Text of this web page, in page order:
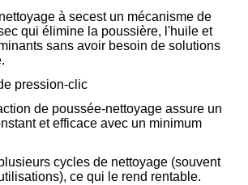
à secest un mécanisme de
qui élimine la poussière, l'huile et
sans avoir besoin de solutions
pression-clic
de poussée-nettoyage assure un
et efficace avec un minimum
cycles de nettoyage (souvent
ce qui le rend rentable.